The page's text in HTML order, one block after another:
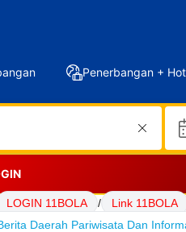
Penerbangan +
LOGIN 11BOLA / Link 11BOLA
Daerah Pariwisata Dan